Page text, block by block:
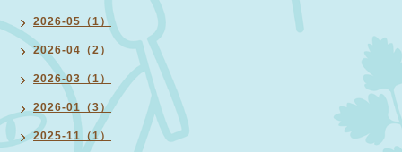
2026-05（1）
2026-04（2）
2026-03（1）
2026-01（3）
2025-11（1）